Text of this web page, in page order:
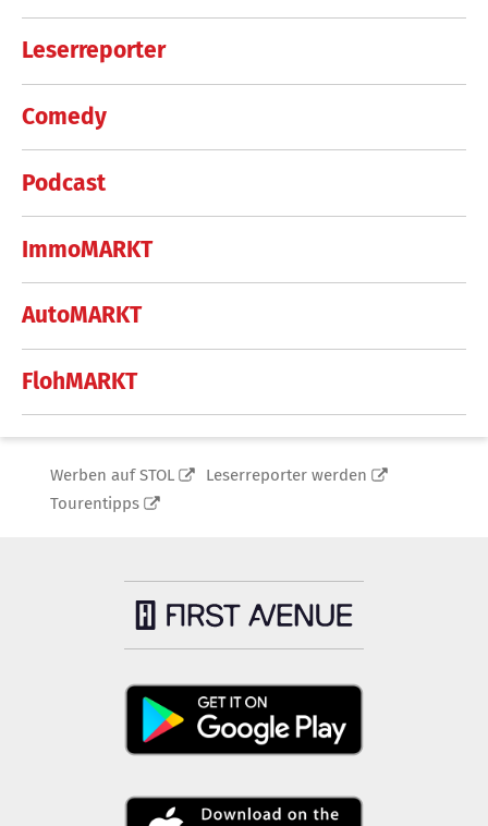
Leserreporter
Comedy
Podcast
ImmoMARKT
AutoMARKT
FlohMARKT
Werben auf STOL
Leserreporter werden
Tourentipps